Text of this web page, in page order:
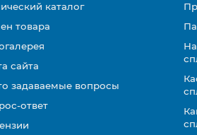
каталог
товара
сайта
задаваемые вопросы
ответ